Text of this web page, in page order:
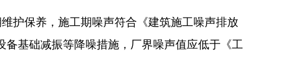
告表》中各项风险事故防
的环境应急演练，将风险